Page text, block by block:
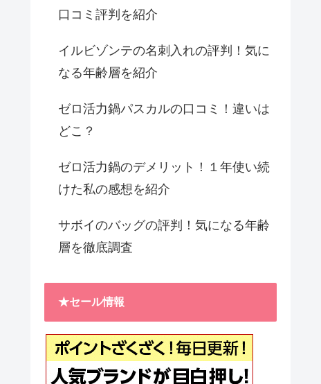
口コミ評判を紹介
イルビゾンテの名刺入れの評判！気に
なる年齢層を紹介
ゼロ活力鍋パスカルの口コミ！違いは
どこ？
ゼロ活力鍋のデメリット！１年使い続
けた私の感想を紹介
サボイのバッグの評判！気になる年齢
層を徹底調査
★セール情報